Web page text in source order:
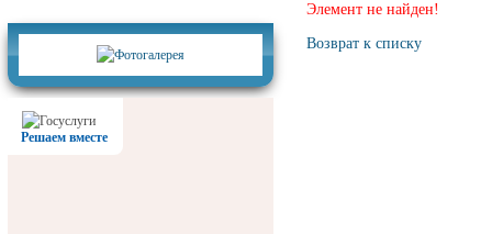
Решаем вместе
Элемент не найден!
Возврат к списку